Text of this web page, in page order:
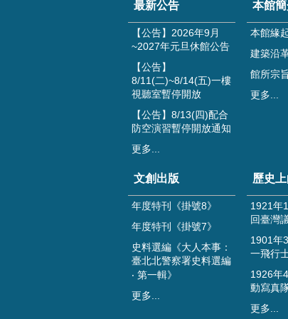
最新公告
【公告】2026年9月
~2027年元旦休館公告
【公告】
8/11(二)~8/14(五)一樓
視聽室暫停開放
【公告】8/13(四)配合
防空演習暫停開放通知
更多...
本館
本館緣
建築沿
館所宗旨
更多...
文創出版
年度特刊《掛號8》
年度特刊《掛號7》
史料選編《大人本事：
臺北北警察署史料選編
‧ 第一輯》
更多...
歷史
1921年
回臺灣
1901年
一飛行
1926年
動寫真
更多...